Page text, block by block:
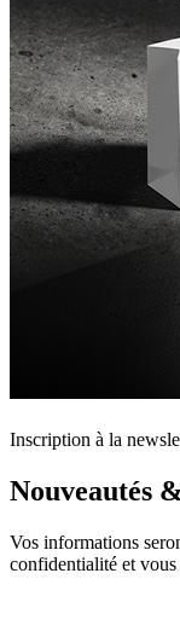
Inscription à la
Nouveautés
Vos informations
confidentialité et